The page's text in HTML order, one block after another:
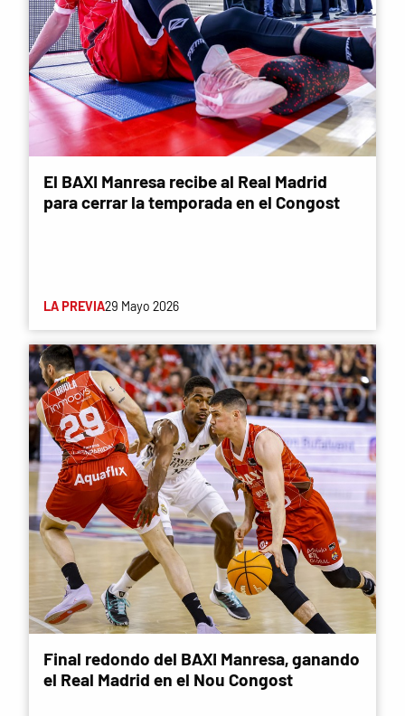
El BAXI Manresa recibe al Real Madrid
para cerrar la temporada en el Congost
LA PREVIA29 Mayo 2026
Final redondo del BAXI Manresa, ganando
el Real Madrid en el Nou Congost